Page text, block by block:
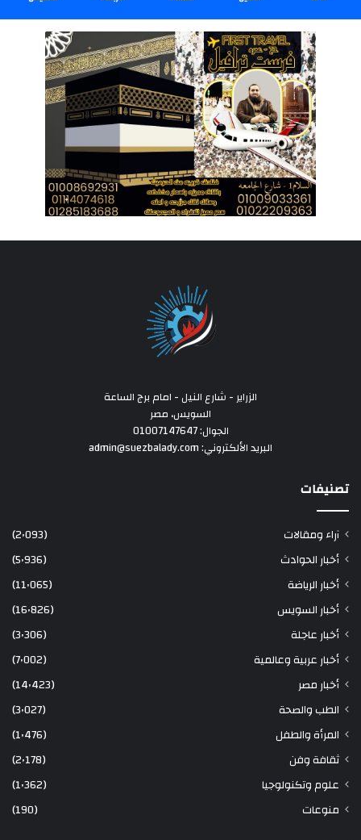
الزراير - شارع النيل - امام برج الساعة
السويس، مصر
الجوال: 01007147647
البريد الألكتروني: admin@suezbalady.com
تصنيفات
آراء ومقالات
(2٬093)
أخبار الحوادث
(5٬936)
أخبار الرياضة
(11٬065)
أخبار السويس
(16٬826)
أخبار عاجلة
(3٬306)
أخبار عربية وعالمية
(7٬002)
أخبار مصر
(14٬423)
الطب والصحة
(3٬027)
المرأة والطفل
(1٬476)
ثقافة وفن
(2٬178)
علوم وتكنولوجيا
(1٬362)
منوعات
(190)